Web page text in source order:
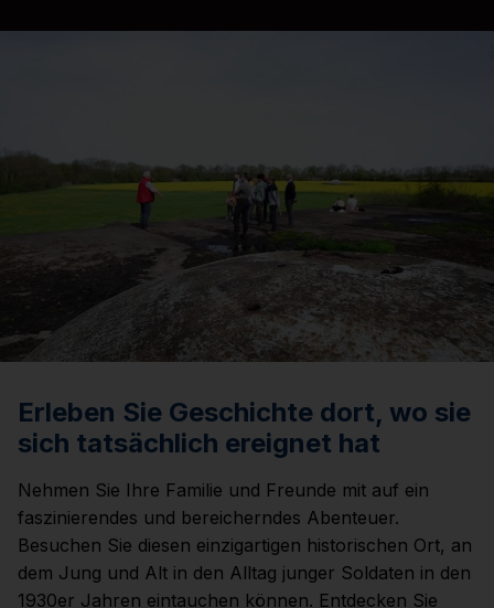
Erleben Sie Geschichte dort, wo sie
sich tatsächlich ereignet hat
Nehmen Sie Ihre Familie und Freunde mit auf ein
faszinierendes und bereicherndes Abenteuer.
Besuchen Sie diesen einzigartigen historischen Ort, an
dem Jung und Alt in den Alltag junger Soldaten in den
1930er Jahren eintauchen können. Entdecken Sie